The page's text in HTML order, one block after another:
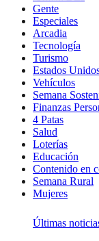
Gente
Especiales
Arcadia
Tecnología
Turismo
Estados
Vehículos
Semana
Finanzas
4 Patas
Salud
Loterías
Educación
Contenido en
Semana Rural
Mujeres
Últimas